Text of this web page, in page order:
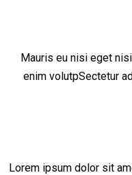
Mauris eu nisi eget
enim volutpSectetur
Lorem ipsum dolor sit